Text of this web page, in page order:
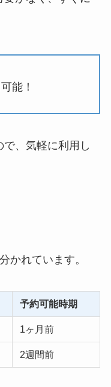
能！
、気軽に利用し
かれています。
予約可能時期
1ヶ月前
2週間前